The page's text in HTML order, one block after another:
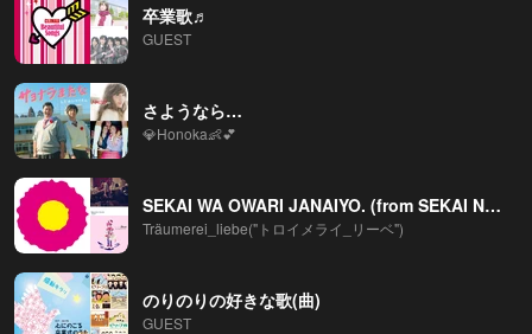
卒業歌♬︎
GUEST
さようなら…
💎Honoka👶💕
SEKAI WA OWARI JANAIYO. (from SEKAI NO OWARI)
Träumerei_liebe("トロイメライ_リーベ")
のりのりの好きな歌(曲)
GUEST